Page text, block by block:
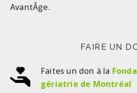
AvantÂge.
FAIRE UN
Faites un don à la
gériatrie de Montréal